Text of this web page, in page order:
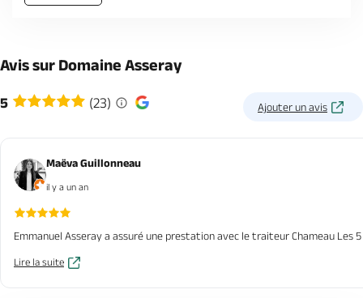
Avis sur Domaine Asseray
5 (23) Ajouter un avis
Maëva Guillonneau
il y a un an
Emmanuel Asseray a assuré une prestation avec le traiteur Chameau Les
Lire la suite